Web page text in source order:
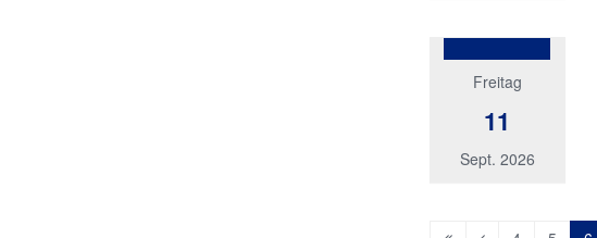
Freitag
11
Sept. 2026